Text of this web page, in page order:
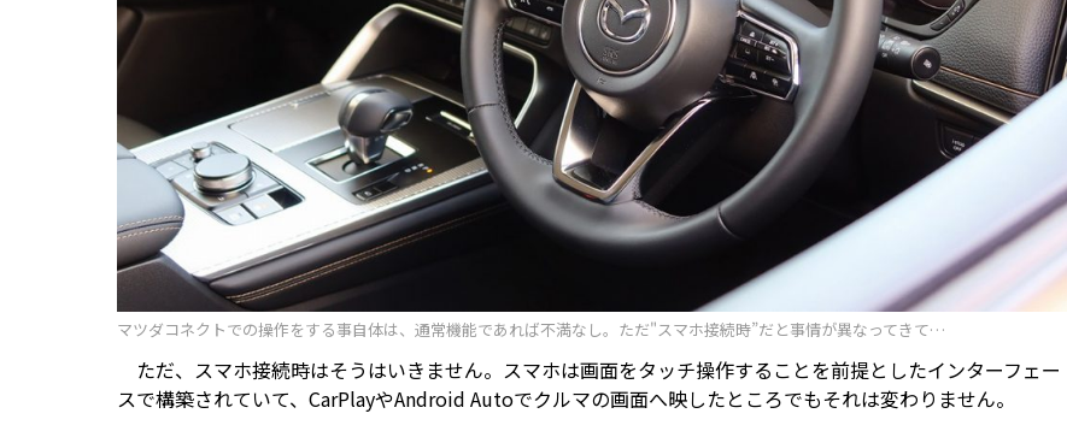
マツダコネクトでの操作をする事自体は、通常機能であれば不満なし。ただ"スマホ接続時”だと事情が異なってきて…
ただ、スマホ接続時はそうはいきません。スマホは画面をタッチ操作することを前提としたインターフェー
スで構築されていて、CarPlayやAndroid Autoでクルマの画面へ映したところでもそれは変わりません。